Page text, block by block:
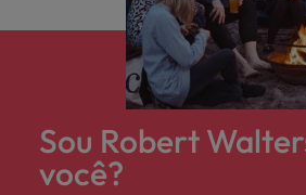
Sou Robert
você?